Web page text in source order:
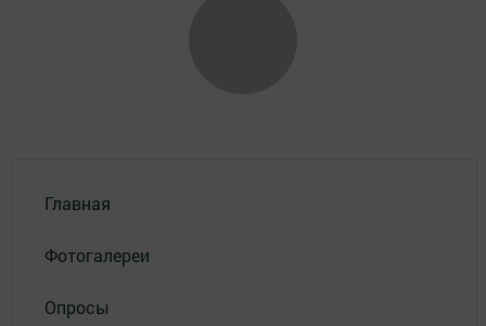
Главная
Фотогалереи
Опросы